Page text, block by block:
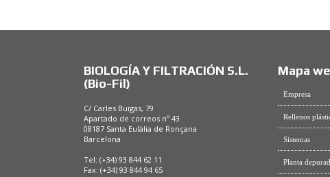
BIOLOGÍA Y FILTRACIÓN S.L.
(Bio-Fil)
C/ Carles Buigas, 79
Apartado de correos nº 43
08187 Santa Eulàlia de Ronçana
Barcelona
Tel: (+34) 93 844 62 11
Fax: (+34) 93 844 94 65
Mapa
Empresa
Rellenos
Sistemas
Planta